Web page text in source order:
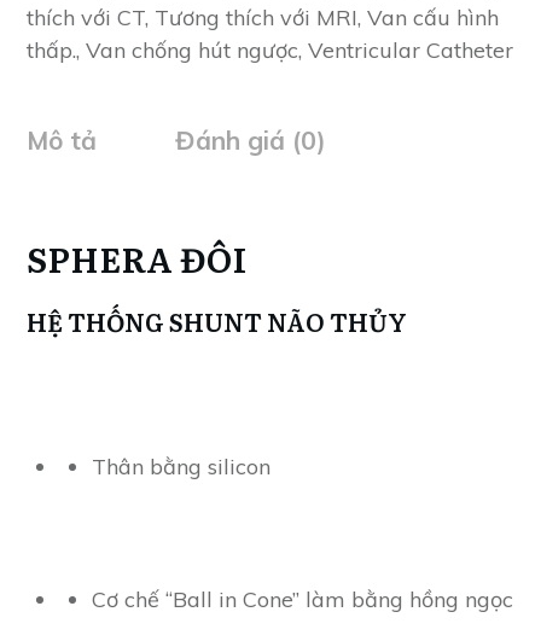
thích với CT, Tương thích với MRI, Van cấu hình
thấp., Van chống hút ngược, Ventricular Catheter
Mô tả Đánh giá (0)
SPHERA ĐÔI
HỆ THỐNG SHUNT NÃO THỦY
Thân bằng silicon
Cơ chế “Ball in Cone” làm bằng hồng ngọc